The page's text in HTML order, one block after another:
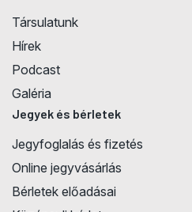
Társulatunk
Hírek
Podcast
Galéria
Jegyek és bérletek
Jegyfoglalás és fizetés
Online jegyvásárlás
Bérletek előadásai